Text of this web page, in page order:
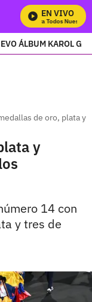
EN VIVO
Mira Todos Nuestros
ÁLBUM KAROL G
de oro, plata y
y
14 con
y tres de